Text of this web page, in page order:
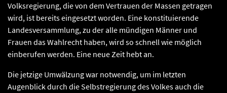
Volksregierung, die von dem Vertrauen der Massen getragen
wird, ist bereits eingesetzt worden. Eine konstituierende
Landesversammlung, zu der alle mündigen Männer und
Frauen das Wahlrecht haben, wird so schnell wie möglich
einberufen werden. Eine neue Zeit hebt an.
Die jetzige Umwälzung war notwendig, um im letzten
Augenblick durch die Selbstregierung des Volkes auch die